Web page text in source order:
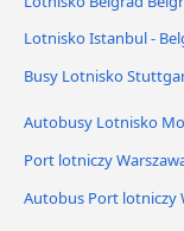
Lotnisko Istanbul -
Busy Lotnisko
Autobusy Lotnisko
Port lotniczy
Autobus Port lotniczy